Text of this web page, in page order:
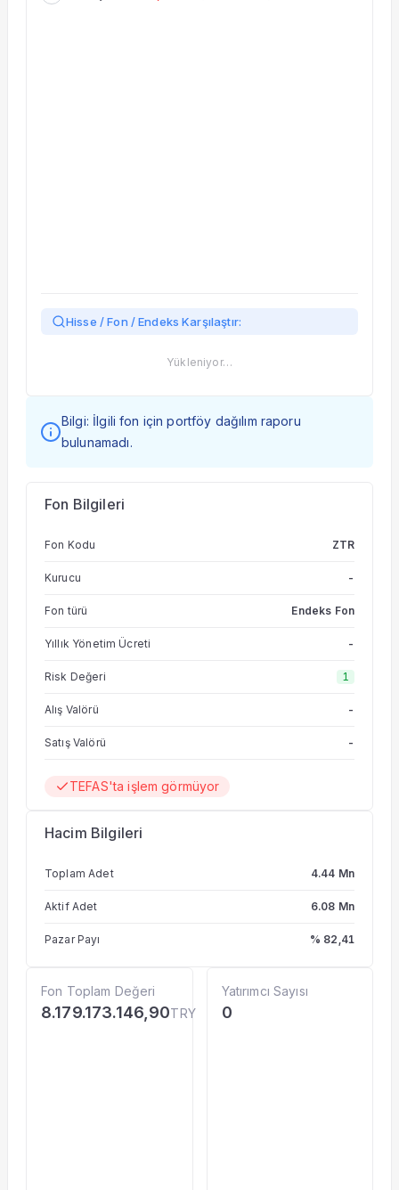
Hisse / Fon / Endeks Karşılaştır:
Yükleniyor…
Bilgi: İlgili fon için portföy dağılım raporu
bulunamadı.
Fon Bilgileri
Fon Kodu ZTR
Kurucu -
Fon türü Endeks Fon
Yıllık Yönetim Ücreti -
Risk Değeri 1
Alış Valörü -
Satış Valörü -
TEFAS'ta işlem görmüyor
Hacim Bilgileri
Toplam Adet 4.44 Mn
Aktif Adet 6.08 Mn
Pazar Payı % 82,41
Fon Toplam Değeri
8.179.173.146,90TRY
Yatırımcı Sayısı
0